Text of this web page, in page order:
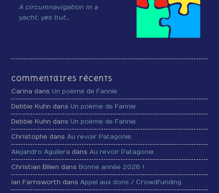
A circumnavigation in a
yacht, yes but…
Commentaires récents
Carina dans Un poème de Fannie
Debbie Kuhn dans Un poème de Fannie
Debbie Kuhn dans Un poème de Fannie
Christophe dansAu revoir Patagonie
Alejandro Aguilera dansAu revoir Patagonie
Christian Bilien dans Bonne année 2026 !
Ian Farnsworth dansAppel aux dons / Crowdfunding